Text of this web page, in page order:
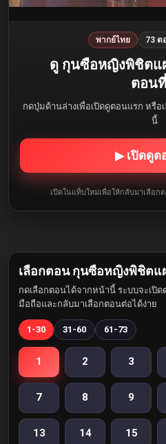
พากย์ไทย 73 ต
ดู กุนซือหญิงพิชิตแ
ตอน
กดปุ่มด้านล่างเพื่อเปิดดูตอนแรก หรือ
นี้
▶ เปิดดูต
เปิดในแท็บใหม่เพื่อให้กลับมาเลือ
เลือกตอน กุนซือหญิงพิชิตแ
กดเลือกตอนได้จากหน้านี้ ระบบจะเปิ
มือถือและกลับมาเลือกตอนต่อได้ง่าย
1-30 31-60 61-73
1 2 3
7 8 9
13 14 15